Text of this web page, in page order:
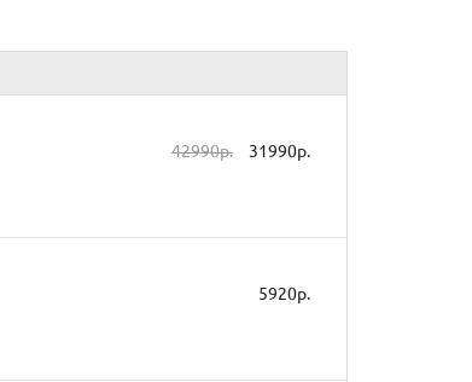
42990р. 31990р.
5920р.